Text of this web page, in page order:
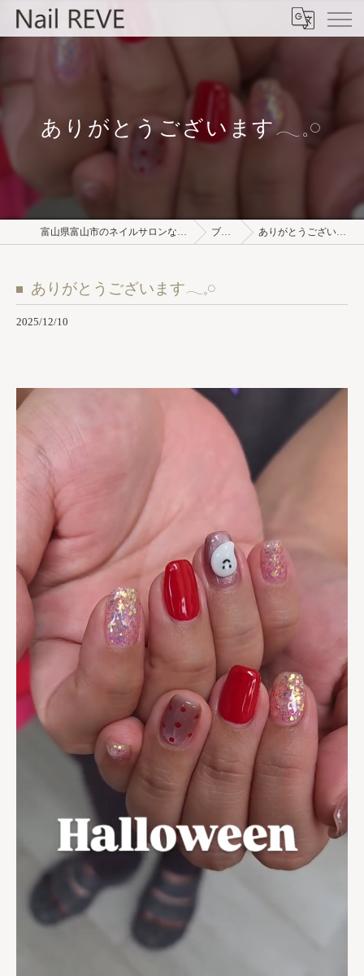
ありがとうございます𓂃𓈒𓏸︎︎︎︎
富山県富山市のネイルサロンならNail REVE ブログ ありがとうございます𓂃𓈒𓏸︎︎︎︎
ありがとうございます𓂃𓈒𓏸︎︎︎︎
2025/12/10